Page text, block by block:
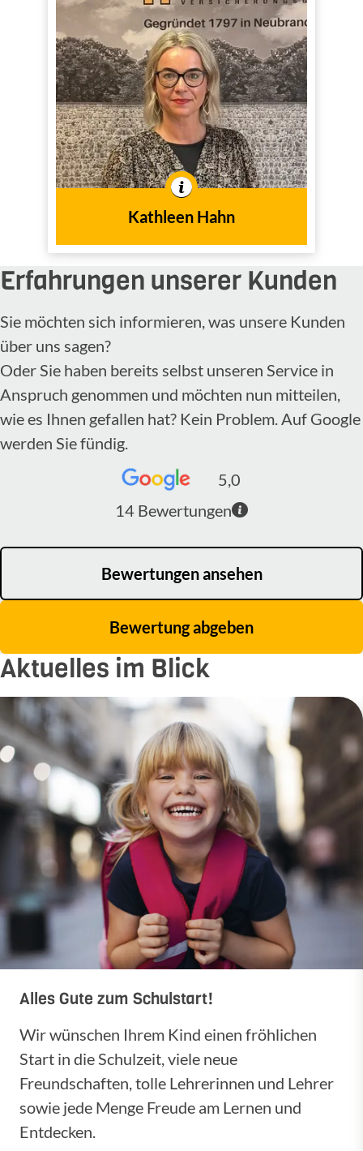
Kathleen Hahn
Kathleen Hahn
Versicherungskauffrau
(IHK)
Tätig im
Innendienst
In der Branche tätig seit
dem Jahr
2005
Erfahrungen unserer Kunden
Sie möchten sich informieren, was unsere Kunden
über uns sagen?
Oder Sie haben bereits selbst unseren Service in
Anspruch genommen und möchten nun mitteilen,
wie es Ihnen gefallen hat? Kein Problem. Auf Google
werden Sie fündig.
5,0
14 Bewertungen
Bewertungen ansehen
Bewertung abgeben
Aktuelles im Blick
Alles Gute zum Schulstart!
Wir wünschen Ihrem Kind einen fröhlichen
Start in die Schulzeit, viele neue
Freundschaften, tolle Lehrerinnen und Lehrer
sowie jede Menge Freude am Lernen und
Entdecken.